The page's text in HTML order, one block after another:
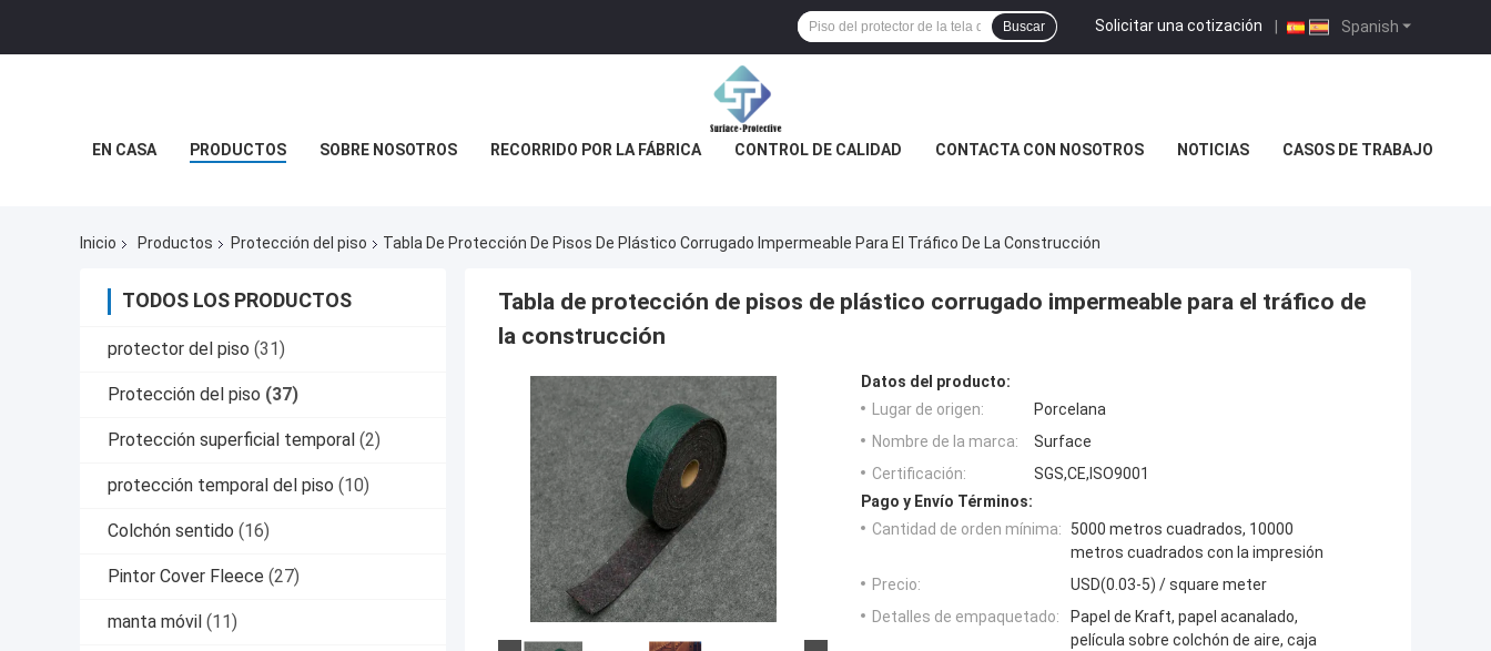
Spanish
Solicitar una cotización |
Buscar
EN CASA PRODUCTOS SOBRE NOSOTROS RECORRIDO POR LA FÁBRICA CONTROL DE CALIDAD CONTACTA CON NOSOTROS NOTICIAS CASOS DE TRABAJO
Inicio Productos Protección del piso Tabla De Protección De Pisos De Plástico Corrugado Impermeable Para El Tráfico De La Construcción
TODOS LOS PRODUCTOS
protector del piso (31)
Protección del piso (37)
Protección superficial temporal (2)
protección temporal del piso (10)
Colchón sentido (16)
Pintor Cover Fleece (27)
manta móvil (11)
Tabla de protección de pisos de plástico corrugado impermeable para el tráfico de
la construcción
Datos del producto:
Lugar de origen:
Porcelana
Nombre de la marca:
Surface
Certificación:
SGS,CE,ISO9001
Pago y Envío Términos:
Cantidad de orden mínima:
5000 metros cuadrados, 10000
metros cuadrados con la impresión
Precio:
USD(0.03-5) / square meter
Detalles de empaquetado:
Papel de Kraft, papel acanalado,
película sobre colchón de aire, caja